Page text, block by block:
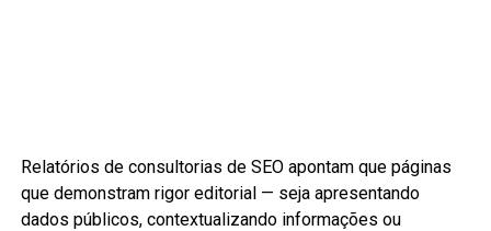
Relatórios de consultorias de SEO apontam que páginas
que demonstram rigor editorial — seja apresentando
dados públicos, contextualizando informações ou